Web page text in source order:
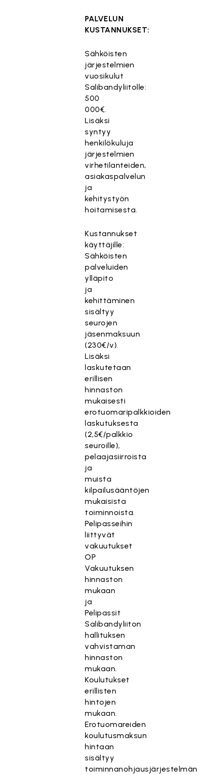
PALVELUN
KUSTANNUKSET:
Sähköisten
järjestelmien
vuosikulut
Salibandyliitolle:
500
000€.
Lisäksi
syntyy
henkilökuluja
järjestelmien
virhetilanteiden,
asiakaspalvelun
ja
kehitystyön
hoitamisesta.
Kustannukset
käyttäjille:
Sähköisten
palveluiden
ylläpito
ja
kehittäminen
sisältyy
seurojen
jäsenmaksuun
(230€/v).
Lisäksi
laskutetaan
erillisen
hinnaston
mukaisesti
erotuomaripalkkioiden
laskutuksesta
(2,5€/palkkio
seuroille),
pelaajasiirroista
ja
muista
kilpailusääntöjen
mukaisista
toiminnoista.
Pelipasseihin
liittyvät
vakuutukset
OP
Vakuutuksen
hinnaston
mukaan
ja
Pelipassit
Salibandyliiton
hallituksen
vahvistaman
hinnaston
mukaan.
Koulutukset
erillisten
hintojen
mukaan.
Erotuomareiden
koulutusmaksun
hintaan
sisältyy
toiminnanohjausjärjestelmän